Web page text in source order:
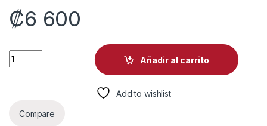
₡6 600
BOTON INTELIGENTE MULTIFUNCION TP LINK TAPO
Añadir al carrito
Add to wishlist
Compare